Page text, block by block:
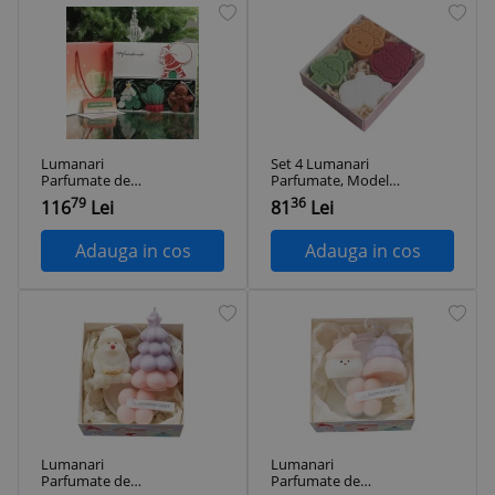
Lumanari
Parfumate de
Craciun, 22.5 x 9.5 x
5 cm Multicolor
11679 Lei
Adauga in cos
Set 4 Lumanari
Parfumate, Model
Craciun, din
Parafina, 10.2 x 9.1 x
2.7 cm, Multicolor
8136 Lei
Adauga in cos
Lumanari
Parfumate de
Lumanari
Parfumate de